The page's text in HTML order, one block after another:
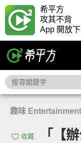
希平方
攻其不背
App 開放
趣味 Entertainment
收藏
「【